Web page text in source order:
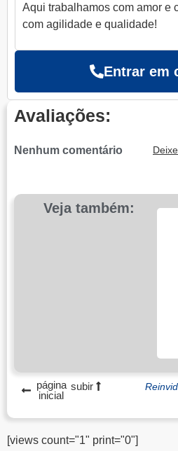
Aqui trabalhamos com amor e
com agilidade e qualidade!
Entrar em
Avaliações:
Nenhum comentário
Veja também:
página
inicial
subir
[views count="1" print="0"]